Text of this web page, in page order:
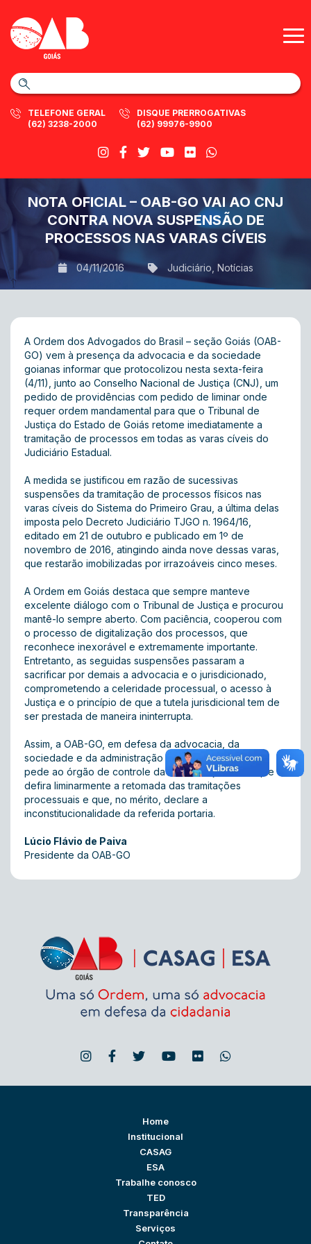
TELEFONE GERAL
(62) 3238-2000
DISQUE PRERROGATIVAS
(62) 99976-9900
NOTA OFICIAL – OAB-GO VAI AO CNJ
CONTRA NOVA SUSPENSÃO DE
PROCESSOS NAS VARAS CÍVEIS
04/11/2016 Judiciário Notícias
A Ordem dos Advogados do Brasil – seção Goiás (OAB-
GO) vem à presença da advocacia e da sociedade
goianas informar que protocolizou nesta sexta-feira
(4/11), junto ao Conselho Nacional de Justiça (CNJ), um
pedido de providências com pedido de liminar onde
requer ordem mandamental para que o Tribunal de
Justiça do Estado de Goiás retome imediatamente a
tramitação de processos em todas as varas cíveis do
Judiciário Estadual.
A medida se justificou em razão de sucessivas
suspensões da tramitação de processos físicos nas
varas cíveis do Sistema do Primeiro Grau, a última delas
imposta pelo Decreto Judiciário TJGO n. 1964/16,
editado em 21 de outubro e publicado em 1º de
novembro de 2016, atingindo ainda nove dessas varas,
que restarão imobilizadas por irrazoáveis cinco meses.
A Ordem em Goiás destaca que sempre manteve
excelente diálogo com o Tribunal de Justiça e procurou
mantê-lo sempre aberto. Com paciência, cooperou com
o processo de digitalização dos processos, que
reconhece inexorável e extremamente importante.
Entretanto, as seguidas suspensões passaram a
sacrificar por demais a advocacia e o jurisdicionado,
comprometendo a celeridade processual, o acesso à
Justiça e o princípio de que a tutela jurisdicional tem de
ser prestada de maneira ininterrupta.
Assim, a OAB-GO, em defesa da advocacia, da
sociedade e da administração da Justiça em Goiás,
pede ao órgão de controle da atividade judiciária que
defira liminarmente a retomada das tramitações
processuais e que, no mérito, declare a
inconstitucionalidade da referida portaria.
Lúcio Flávio de Paiva
Presidente da OAB-GO
Home
Institucional
CASAG
ESA
Trabalhe conosco
TED
Transparência
Serviços